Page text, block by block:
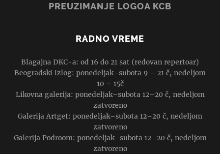
PREUZIMANJE LOGOA KCB
RADNO VREME
Blagajna DKC-a: od 16 do 21 sat (redovan repertoar)
Beogradski izlog: ponedeljak–subota 9 – 21 č, nedeljom
10 – 15č
Likovna galerija: ponedeljak–subota 12–20 č, nedeljom
zatvoreno
Galerija Artget: ponedeljak–subota 12–20 č, nedeljom
zatvoreno
Galerija Podroom: ponedeljak–subota 12–20 č, nedeljom
zatvoreno